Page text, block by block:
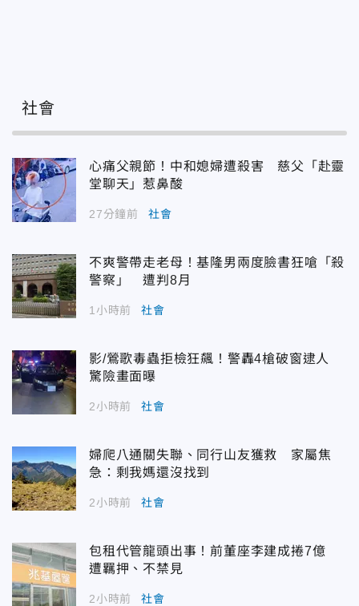
社會
心痛父親節！中和媳婦遭殺害 慈父「赴靈
堂聊天」惹鼻酸
27分鐘前 社會
不爽警帶走老母！基隆男兩度臉書狂嗆「殺
警察」 遭判8月
1小時前 社會
影/鶯歌毒蟲拒檢狂飆！警轟4槍破窗逮人
驚險畫面曝
2小時前 社會
婦爬八通關失聯、同行山友獲救 家屬焦
急：剩我媽還沒找到
2小時前 社會
包租代管龍頭出事！前董座李建成捲7億
遭羈押、不禁見
2小時前 社會